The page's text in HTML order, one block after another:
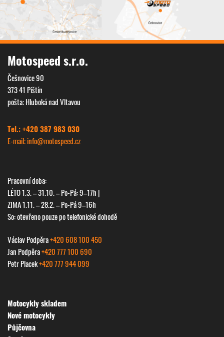
Motospeed s.r.o.
Češnovice 90
373 41 Pištín
pošta: Hluboká nad Vltavou
Tel.: +420 387 983 030
E-mail: info@motospeed.cz
Pracovní doba:
LÉTO 1.3. – 31.10. – Po-Pá: 9–17h |
ZIMA 1.11. – 28.2. – Po-Pá 9–16h
So: otevřeno pouze po telefonické dohodě
Václav Podpěra+420 608 100 450
Jan Podpěra+420 777 100 690
Petr Placek+420 777 944 099
Motocykly skladem
Nové motocykly
Půjčovna